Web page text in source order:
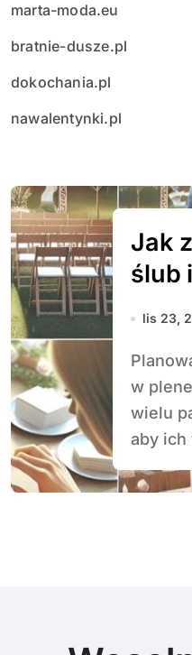
marta-moda.eu
bratnie-dusze.pl
dokochania.pl
nawalentynki.pl
Jak
ślub
lis 23,
Planowanie ślubu i wesela
w
wielu
aby ich